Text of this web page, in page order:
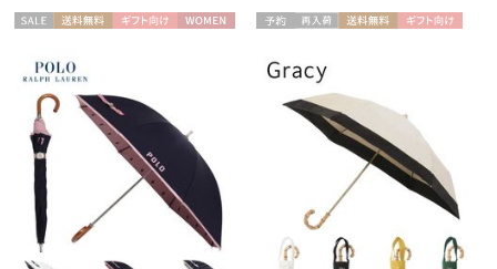
料
荷
WOME
N